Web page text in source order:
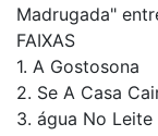
Madrugada"
FAIXAS
1. A Gostosona
2. Se A Casa
3. água No Leite